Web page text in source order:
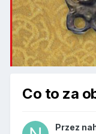
Co to za
Przez